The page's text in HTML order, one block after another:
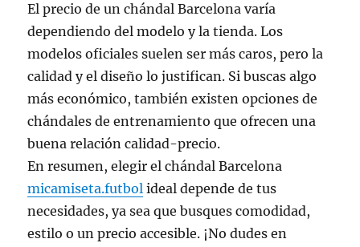
El precio de un chándal Barcelona varía
dependiendo del modelo y la tienda. Los
modelos oficiales suelen ser más caros, pero la
calidad y el diseño lo justifican. Si buscas algo
más económico, también existen opciones de
chándales de entrenamiento que ofrecen una
buena relación calidad-precio.
En resumen, elegir el chándal Barcelona
micamiseta.futbol ideal depende de tus
necesidades, ya sea que busques comodidad,
estilo o un precio accesible. ¡No dudes en